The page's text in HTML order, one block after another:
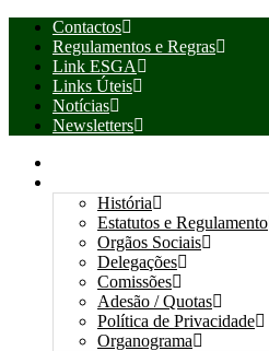
Contactos
Regulamentos e Regras
Link ESGA
Links Úteis
Notícias
Newsletters
História
Estatutos e Regulamento
Orgãos Sociais
Delegações
Comissões
Adesão / Quotas
Política de Privacidade
Organograma